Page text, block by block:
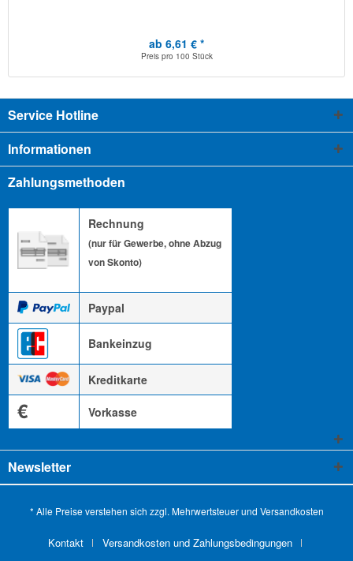
ab 6,61 € *
Preis pro 100 Stück
Service Hotline
Informationen
Zahlungsmethoden
Rechnung
(nur für Gewerbe, ohne Abzug
von Skonto)
Paypal
Bankeinzug
Kreditkarte
€ Vorkasse
Newsletter
* Alle Preise verstehen sich zzgl. Mehrwertsteuer und Versandkosten
Kontakt Versandkosten und Zahlungsbedingungen